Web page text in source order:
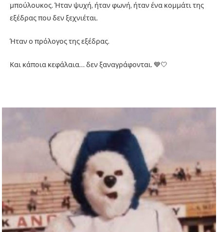
μπούλουκος. Ήταν ψυχή, ήταν φωνή, ήταν ένα κομμάτι της
εξέδρας που δεν ξεχνιέται.
Ήταν ο πρόλογος της εξέδρας.
Και κάποια κεφάλαια… δεν ξαναγράφονται. 💙🤍